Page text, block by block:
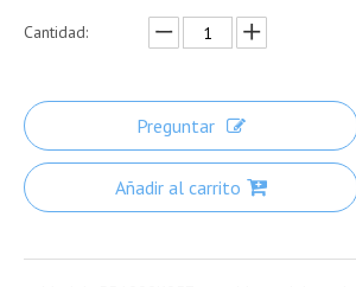
Cantidad:
Preguntar
Añadir al carrito